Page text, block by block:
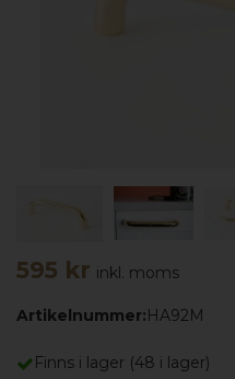
595 kr inkl. moms
Artikelnummer:HA92M
Finns i lager (48 i lager)